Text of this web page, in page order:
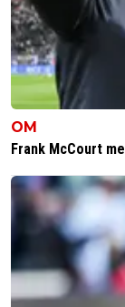
OM
Frank McCourt